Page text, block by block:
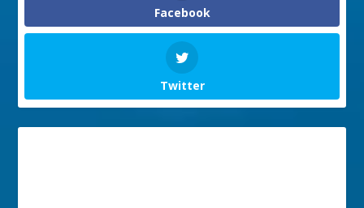
Facebook
Twitter